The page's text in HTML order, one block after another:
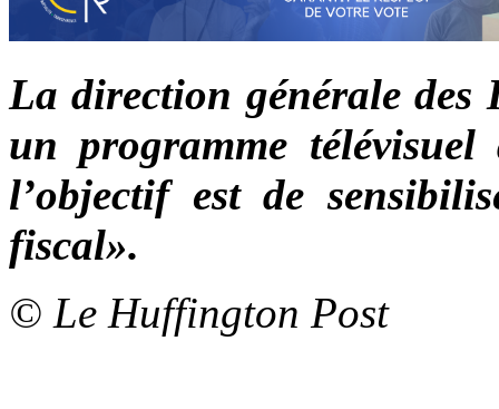
La direction générale des
un programme
l’objectif est de
fiscal».
© Le Huffington Post